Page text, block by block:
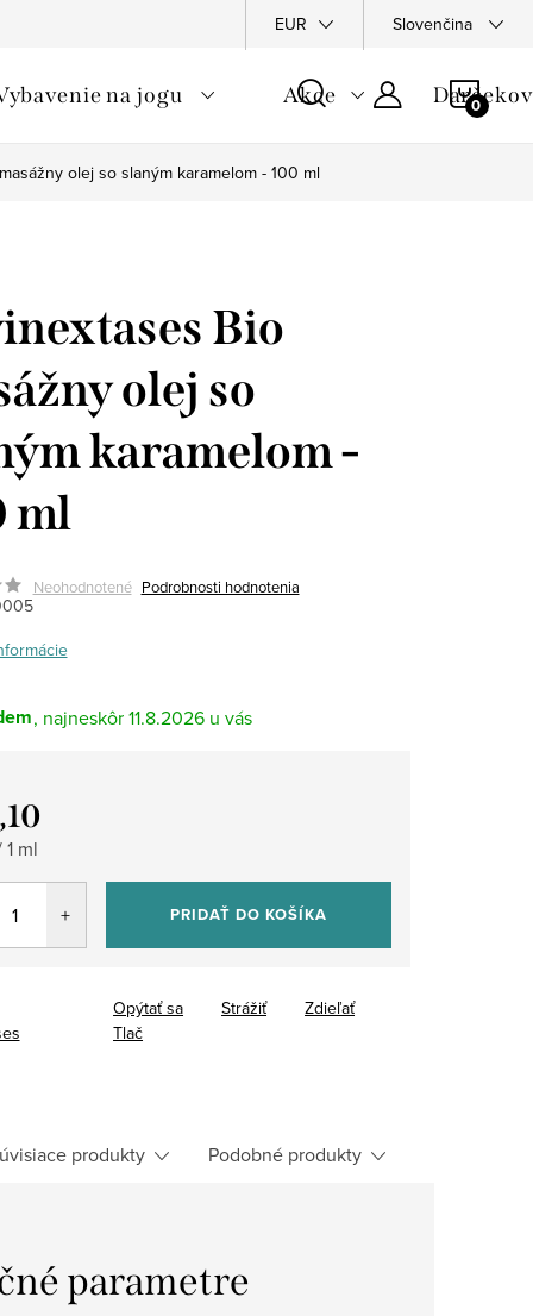
Podmienky ochrany osobných údajov
EUR Slovenčina
na jogu Akce
olej so slaným karamelom - 100 ml
Bio
olej so
karamelom -
ml
Neohodnotené Podrobnosti hodnotenia
11.8.2026
ml
PRIDAŤ DO KOŠÍKA
Tlač
Opýtať sa Strážiť Zdieľať
produkty Podobné produkty
parametre